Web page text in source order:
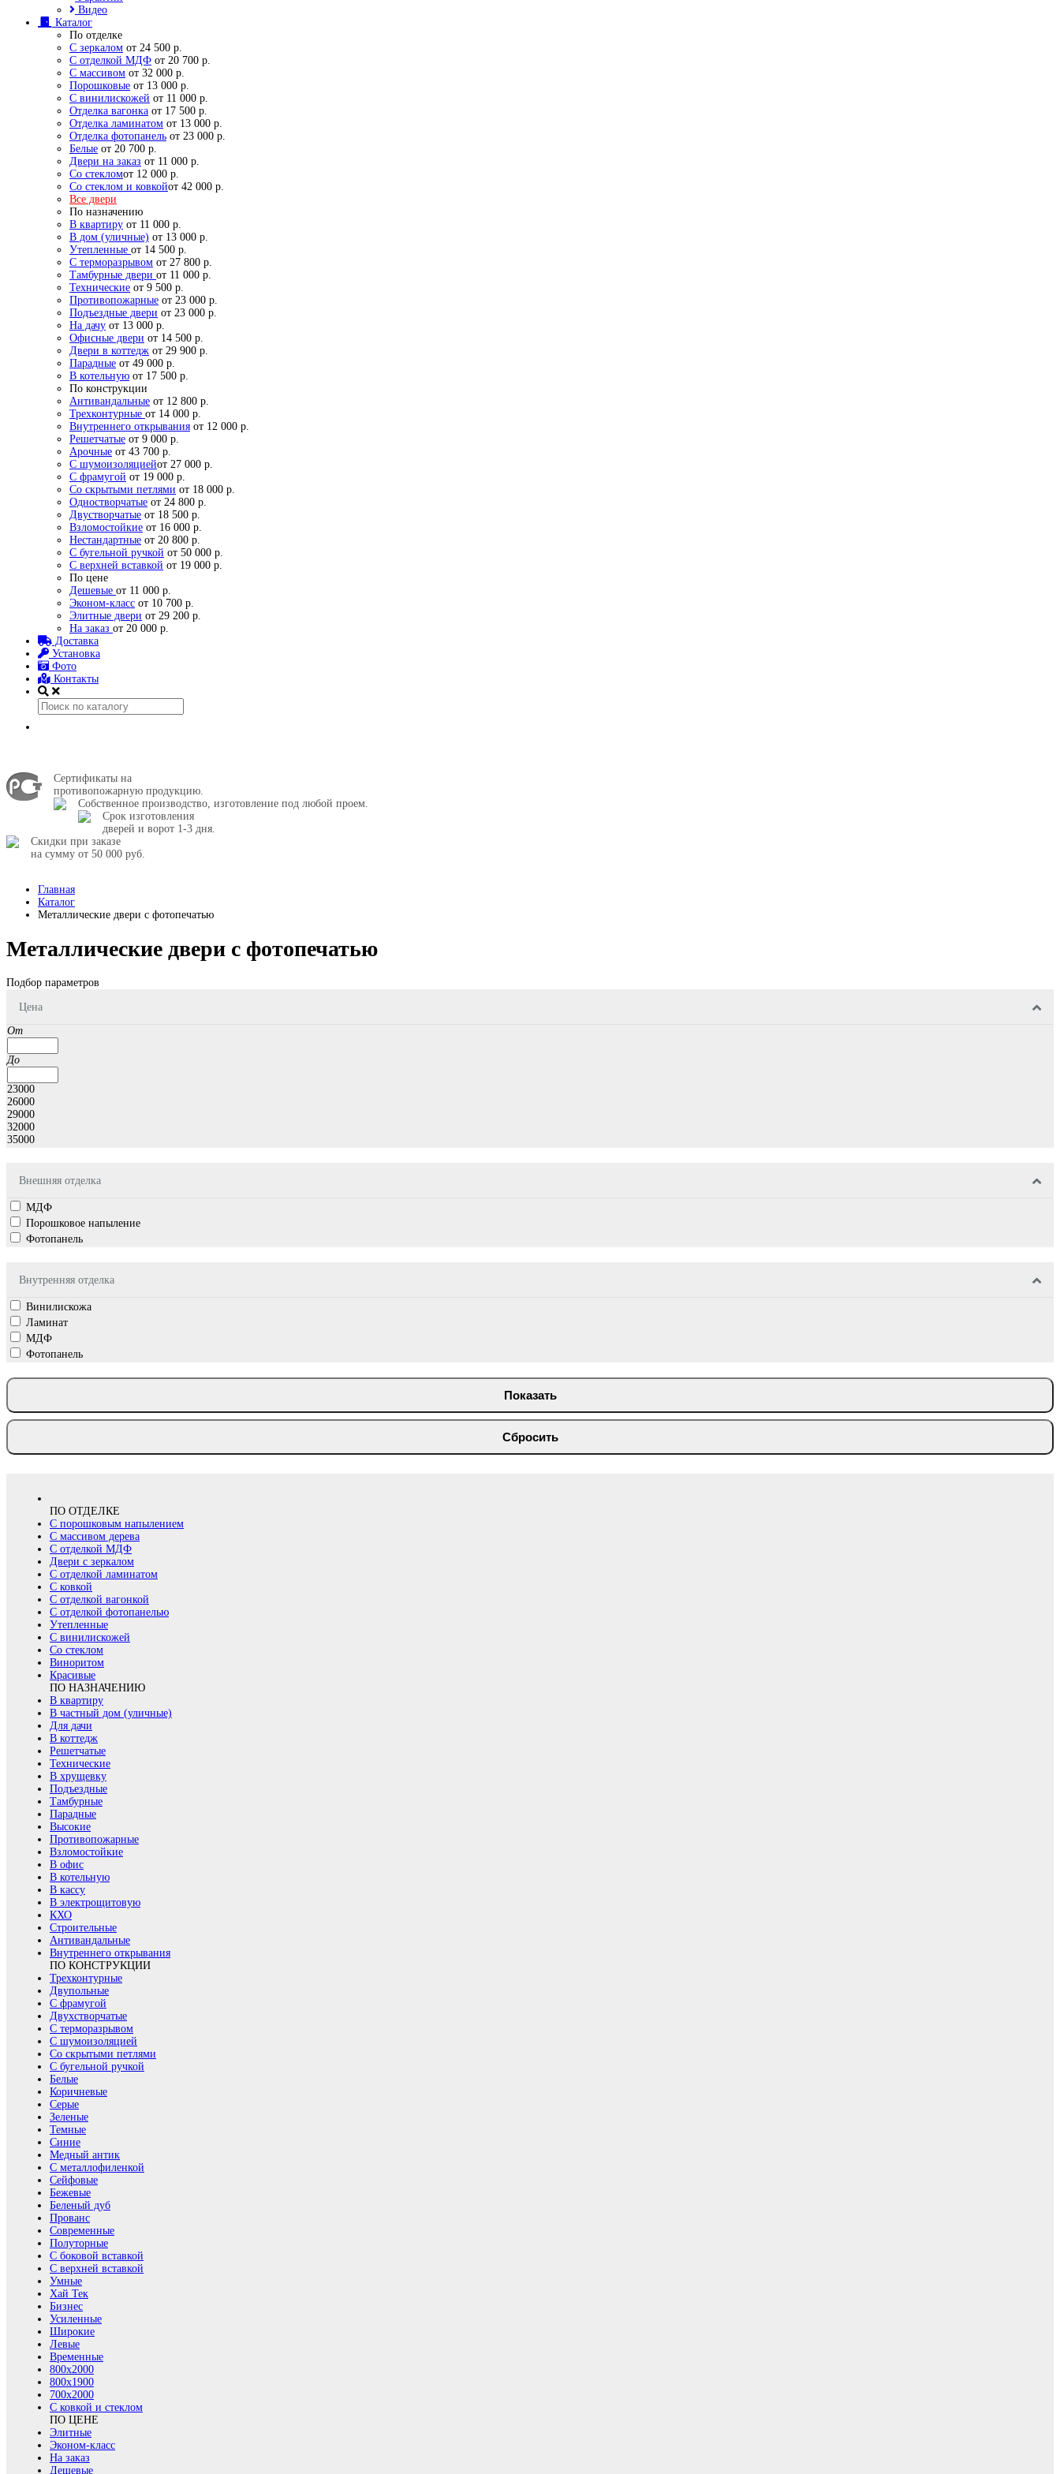
Видео
Каталог
По отделке
С зеркалом от 24 500 р.
С отделкой МДФ от 20 700 р.
С массивом от 32 000 р.
Порошковые от 13 000 р.
С винилискожей от 11 000 р.
Отделка вагонка от 17 500 р.
Отделка ламинатом от 13 000 р.
Отделка фотопанель от 23 000 р.
Белые от 20 700 р.
Двери на заказ от 11 000 р.
Со стекломот 12 000 р.
Со стеклом и ковкойот 42 000 р.
Все двери
По назначению
В квартиру от 11 000 р.
В дом (уличные) от 13 000 р.
Утепленные от 14 500 р.
С терморазрывом от 27 800 р.
Тамбурные двери от 11 000 р.
Технические от 9 500 р.
Противопожарные от 23 000 р.
Подъездные двери от 23 000 р.
На дачу от 13 000 р.
Офисные двери от 14 500 р.
Двери в коттедж от 29 900 р.
Парадные от 49 000 р.
В котельную от 17 500 р.
По конструкции
Антивандальные от 12 800 р.
Трехконтурные от 14 000 р.
Внутреннего открывания от 12 000 р.
Решетчатые от 9 000 р.
Арочные от 43 700 р.
С шумоизоляциейот 27 000 р.
С фрамугой от 19 000 р.
Со скрытыми петлями от 18 000 р.
Одностворчатые от 24 800 р.
Двустворчатые от 18 500 р.
Взломостойкие от 16 000 р.
Нестандартные от 20 800 р.
С бугельной ручкой от 50 000 р.
С верхней вставкой от 19 000 р.
По цене
Дешевые от 11 000 р.
Эконом-класс от 10 700 р.
Элитные двери от 29 200 р.
На заказ от 20 000 р.
Доставка
Установка
Фото
Контакты
Сертификаты на
противопожарную продукцию.
Собственное производство, изготовление под любой проем.
Срок изготовления
дверей и ворот 1-3 дня.
Скидки при заказе
на сумму от 50 000 руб.
Главная
Каталог
Металлические двери с фотопечатью
Металлические двери с фотопечатью
Подбор параметров
Цена
От
До
23000
26000
29000
32000
35000
Внешняя отделка
МДФ
Порошковое напыление
Фотопанель
Внутренняя отделка
Винилискожа
Ламинат
МДФ
Фотопанель
ПО ОТДЕЛКЕ
С порошковым напылением
С массивом дерева
С отделкой МДФ
Двери с зеркалом
С отделкой ламинатом
С ковкой
С отделкой вагонкой
С отделкой фотопанелью
Утепленные
С винилискожей
Со стеклом
Виноритом
Красивые
ПО НАЗНАЧЕНИЮ
В квартиру
В частный дом (уличные)
Для дачи
В коттедж
Решетчатые
Технические
В хрущевку
Подъездные
Тамбурные
Парадные
Высокие
Противопожарные
Взломостойкие
В офис
В котельную
В кассу
В электрощитовую
КХО
Строительные
Антивандальные
Внутреннего открывания
ПО КОНСТРУКЦИИ
Трехконтурные
Двупольные
С фрамугой
Двухстворчатые
С терморазрывом
С шумоизоляцией
Со скрытыми петлями
С бугельной ручкой
Белые
Коричневые
Серые
Зеленые
Темные
Синие
Медный антик
С металлофиленкой
Сейфовые
Бежевые
Беленый дуб
Прованс
Современные
Полуторные
С боковой вставкой
С верхней вставкой
Умные
Хай Тек
Бизнес
Усиленные
Широкие
Левые
Временные
800х2000
800x1900
700x2000
С ковкой и стеклом
ПО ЦЕНЕ
Элитные
Эконом-класс
На заказ
Дешевые